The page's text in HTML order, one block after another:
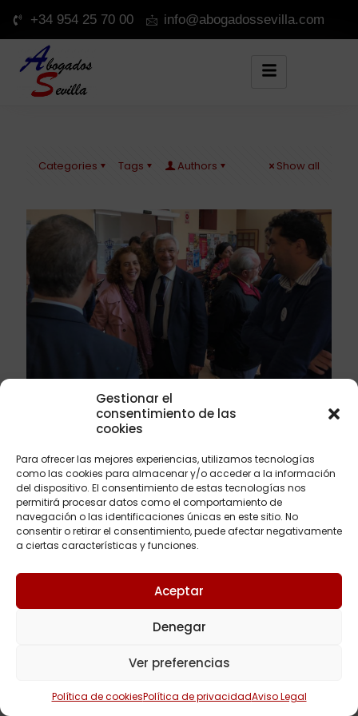
Gestionar el
consentimiento de las
cookies
Para ofrecer las mejores experiencias, utilizamos tecnologías
como las cookies para almacenar y/o acceder a la información
del dispositivo. El consentimiento de estas tecnologías nos
permitirá procesar datos como el comportamiento de
navegación o las identificaciones únicas en este sitio. No
consentir o retirar el consentimiento, puede afectar negativamente
a ciertas características y funciones.
Aceptar
Denegar
Ver preferencias
Política de cookiesPolítica de privacidadAviso Legal
+34 954 25 70 00 info@abogadossevilla.com
Categories Tags Authors Show all
2 noviembre, 2018
Buscando el voto de los abogados de los
El próximo 22 de noviembres unos 8.050 abogados
sevillanos están llamados aelegir a su nuevo
decano que, después de 24 años, dejará de ser
José Joaquín[…]
Copyright © 2023Abogados Sevilla | Diseñado por